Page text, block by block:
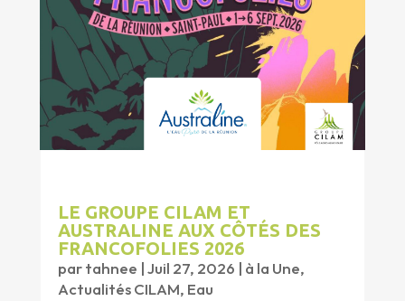
LE GROUPE CILAM ET
AUSTRALINE AUX CÔTÉS DES
FRANCOFOLIES 2026
partahnee |Juil 27, 2026 | à la Une,
Actualités CILAM, Eau